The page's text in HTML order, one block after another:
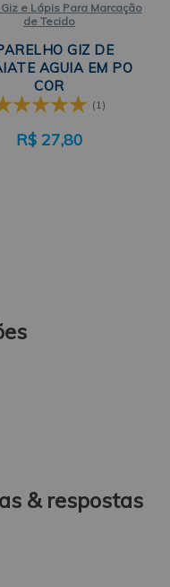
e Lápis Para Marcação
de Tecido
GIZ DE
AGUIA EM PO
COR
(1)
R$ 27,80
& respostas